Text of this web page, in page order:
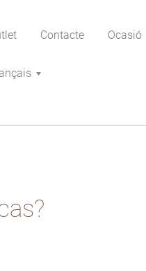
Contacte Ocasió